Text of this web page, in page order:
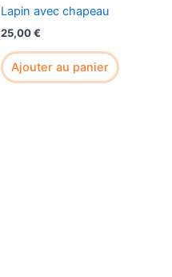
Lapin avec chapeau
25,00€
Ajouter au panier